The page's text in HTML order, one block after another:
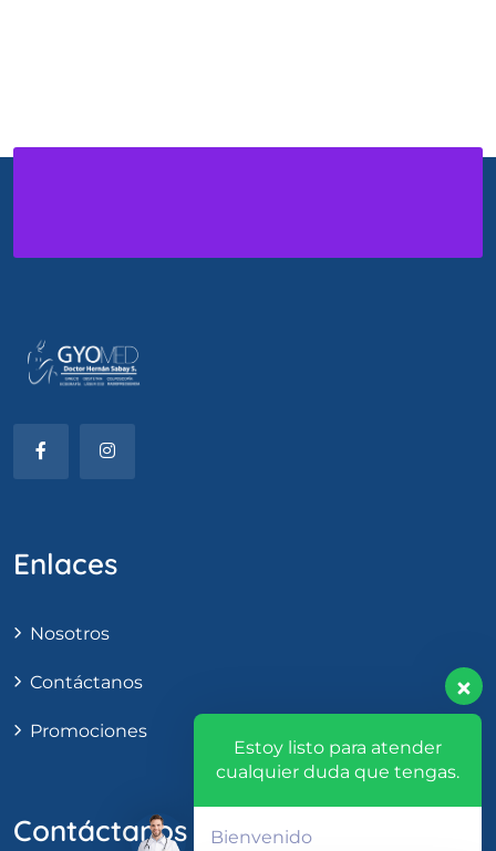
Enlaces
Nosotros
Contáctanos
Promociones
Contáctanos
Estoy listo para atender
cualquier duda que tengas.
Bienvenido